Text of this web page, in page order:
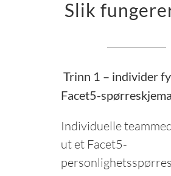
Slik
Trinn 1 – individer
Facet5-spørreskjema
Individuelle
ut et Facet5-